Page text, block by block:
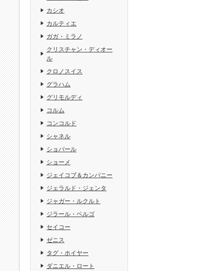
カシオ
カルティエ
ガガ・ミラノ
クリスチャン・ディオー
ル
クロノスイス
グラハム
グリモルディ
コルム
コンコルド
シャネル
ショパール
ショーメ
ジェイコブ＆カンパニー
ジェラルド・ジェンタ
ジャガー・ルクルト
ジラール・ペルゴ
セイコー
ゼニス
タグ・ホイヤー
ダニエル・ロート